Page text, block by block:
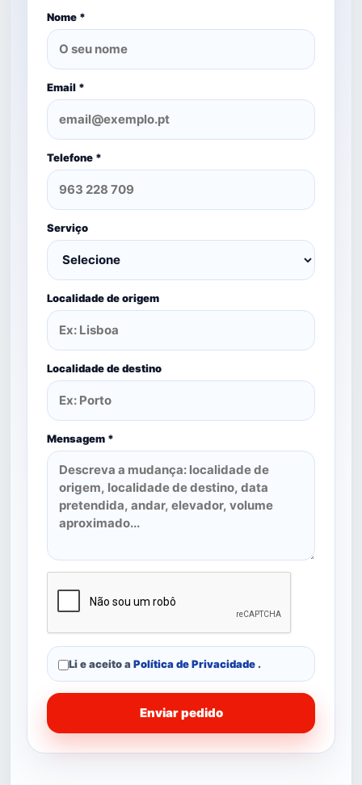
Nome *
Email *
Telefone *
Serviço
Localidade de origem
Localidade de destino
Mensagem *
Li e aceito a Política de Privacidade .
Enviar pedido